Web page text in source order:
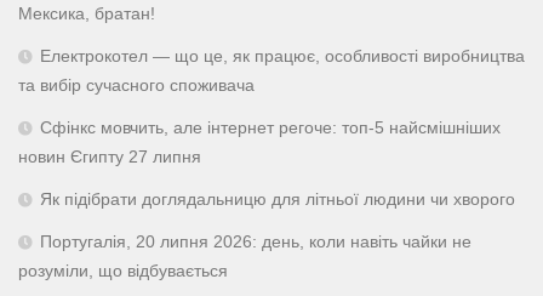
Мексика, братан!
Електрокотел — що це, як працює, особливості виробництва
та вибір сучасного споживача
Сфінкс мовчить, але інтернет регоче: топ-5 найсмішніших
новин Єгипту 27 липня
Як підібрати доглядальницю для літньої людини чи хворого
Португалія, 20 липня 2026: день, коли навіть чайки не
розуміли, що відбувається